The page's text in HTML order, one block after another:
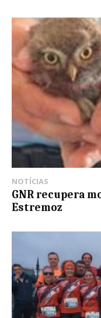
NOTÍCIAS
GNR recupera
Estremoz